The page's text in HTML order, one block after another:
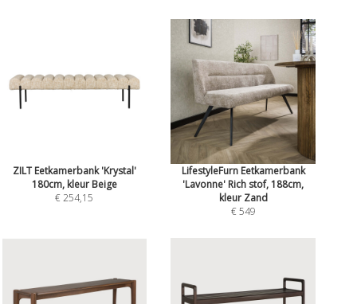
ZILT Eetkamerbank 'Krystal'
180cm, kleur Beige
€ 254,15
LifestyleFurn Eetkamerbank
'Lavonne' Rich stof, 188cm,
kleur Zand
€ 549